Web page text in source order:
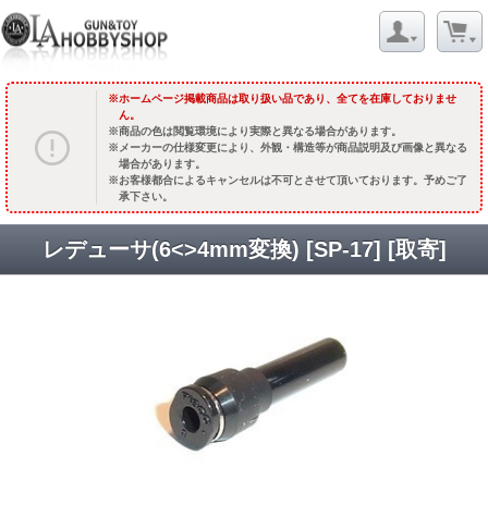
ホームページ掲載商品は取り扱い品であり、全てを在庫しておりませ
ん。
商品の色は閲覧環境により実際と異なる場合があります。
メーカーの仕様変更により、外観・構造等が商品説明及び画像と異なる
場合があります。
お客様都合によるキャンセルは不可とさせて頂いております。予めご了
承下さい。
レデューサ(6<>4mm変換) [SP-17] [取寄]